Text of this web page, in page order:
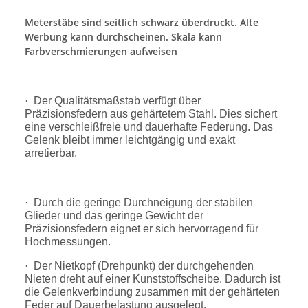
Meterstäbe sind seitlich schwarz überdruckt. Alte
Werbung kann durchscheinen. Skala kann
Farbverschmierungen aufweisen
·
Der Qualitätsmaßstab verfügt über
Präzisionsfedern aus gehärtetem Stahl. Dies sichert
eine verschleißfreie und dauerhafte Federung. Das
Gelenk bleibt immer leichtgängig und exakt
arretierbar.
·
Durch die geringe Durchneigung der stabilen
Glieder und das geringe Gewicht der
Präzisionsfedern eignet er sich hervorragend für
Hochmessungen.
·
Der Nietkopf (Drehpunkt) der durchgehenden
Nieten dreht auf einer Kunststoffscheibe. Dadurch ist
die Gelenkverbindung zusammen mit der gehärteten
Feder auf Dauerbelastung ausgelegt.